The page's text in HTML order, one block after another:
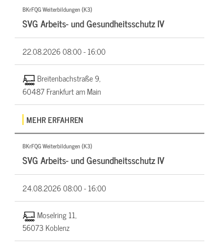
BKrFQG Weiterbildungen (K3)
SVG Arbeits- und Gesundheitsschutz IV
22.08.202608:00 - 16:00
Breitenbachstraße 9,
60487 Frankfurt am Main
MEHR ERFAHREN
BKrFQG Weiterbildungen (K3)
SVG Arbeits- und Gesundheitsschutz IV
24.08.202608:00 - 16:00
Moselring 11,
56073 Koblenz